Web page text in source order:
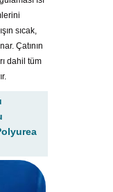
sıcak,
Çatının
dahil tüm